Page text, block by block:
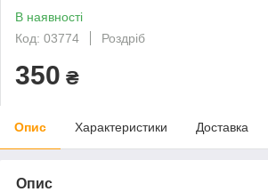
В наявності
Код: 03774
Роздріб
350 ₴
Опис Характеристики Доставка
Опис